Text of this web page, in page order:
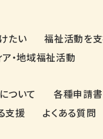
たい
福祉活動を
ア・地域福祉活動
ついて 各種申請書
支援
よくある質問